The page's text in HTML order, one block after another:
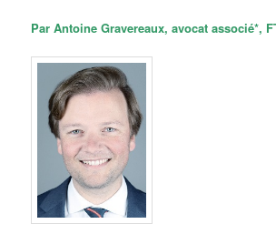
Par Antoine Gravereaux, avocat associé*,